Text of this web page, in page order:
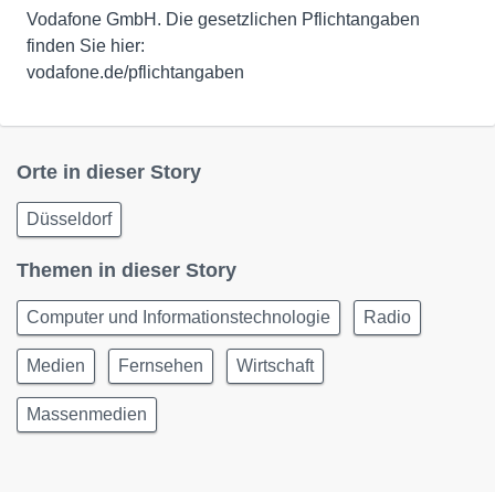
Vodafone GmbH. Die gesetzlichen Pflichtangaben
finden Sie hier:
vodafone.de/pflichtangaben
Orte in dieser Story
Düsseldorf
Themen in dieser Story
Computer und Informationstechnologie Radio
Medien Fernsehen Wirtschaft
Massenmedien